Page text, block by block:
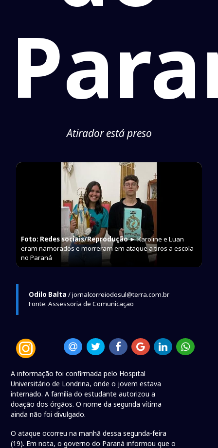
Atirador está preso
Foto: Redes sociais/Reprodução► Karoline e Luan
eram namorados e morreram em ataque a tiros a escola
no Paraná
Odilo Balta / jornalcorreiodosul@terra.com.br
Fonte: Assessoria de Comunicação
A informação foi confirmada pelo Hospital
Universitário de Londrina, onde o jovem estava
internado. A família do estudante autorizou a
doação dos órgãos. O nome da segunda vítima
ainda não foi divulgado.
O ataque ocorreu na manhã dessa segunda-feira
(19). Em nota, o governo do Paraná informou que o